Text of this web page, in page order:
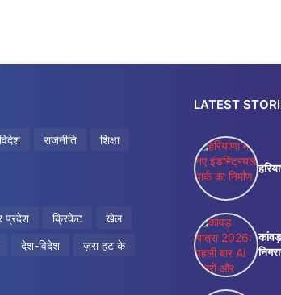
राजनीति शिक्षा
प्रदेश क्रिकेट
खेल
देश-विदेश ज़रा हट के
LATEST